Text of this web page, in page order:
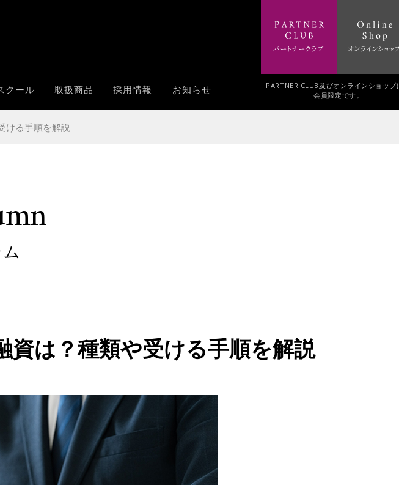
クール 取扱商品 採用情報 お知らせ
PARTNER CLUB及びオンラインショップ
会員限定です。
ける手順を解説
は？種類や受ける手順を解説